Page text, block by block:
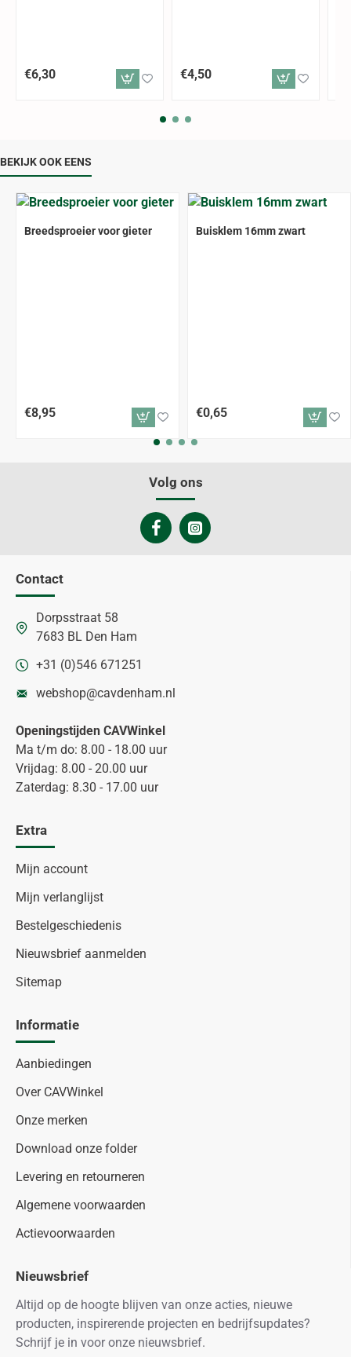
€6,30 €4,50
BEKIJK OOK EENS
Breedsproeier voor gieter
€8,95
Buisklem 16mm zwart
€0,65
Volg ons
Contact
Dorpsstraat 58
7683 BL Den Ham
+31 (0)546 671251
webshop@cavdenham.nl
Openingstijden CAVWinkel
Ma t/m do: 8.00 - 18.00 uur
Vrijdag: 8.00 - 20.00 uur
Zaterdag: 8.30 - 17.00 uur
Extra
Mijn account
Mijn verlanglijst
Bestelgeschiedenis
Nieuwsbrief aanmelden
Sitemap
Informatie
Aanbiedingen
Over CAVWinkel
Onze merken
Download onze folder
Levering en retourneren
Algemene voorwaarden
Actievoorwaarden
Nieuwsbrief
Altijd op de hoogte blijven van onze acties, nieuwe
producten, inspirerende projecten en bedrijfsupdates?
Schrijf je in voor onze nieuwsbrief.